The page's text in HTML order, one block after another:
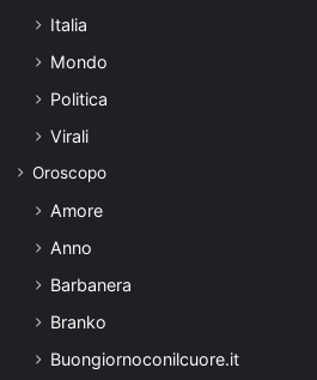
Italia
Mondo
Politica
Virali
Oroscopo
Amore
Anno
Barbanera
Branko
Buongiornoconilcuore.it